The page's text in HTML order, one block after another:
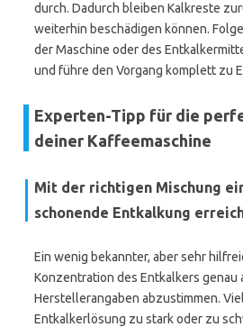
durch. Dadurch bleiben Kalkreste
weiterhin beschädigen können.
der Maschine oder des
und führe den Vorgang komplett zu
Experten-Tipp für die
deiner Kaffeemaschine
Mit der richtigen Mischung
schonende Entkalkung
Ein wenig bekannter, aber sehr
Konzentration des Entkalkers genau
Herstellerangaben abzustimmen.
Entkalkerlösung zu stark oder zu